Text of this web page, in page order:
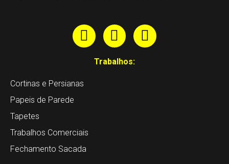
Trabalhos:
Cortinas e Persianas
Papeis de Parede
Tapetes
Trabalhos Comerciais
Fechamento Sacada